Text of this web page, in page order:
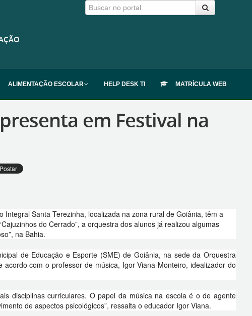
ALIMENTAÇÃO ESCOLAR HELP DESK TI MATRÍCULA WEB
em Festival na
Santa Terezinha, localizada na zona rural de Goiânia, têm a
do Cerrado”, a orquestra dos alunos já realizou algumas
na Bahia.
de Educação e Esporte (SME) de Goiânia, na sede da Orquestra
com o professor de música, Igor Viana Monteiro, idealizador do
disciplinas curriculares. O papel da música na escola é o de agente
de aspectos psicológicos”, ressalta o educador Igor Viana.